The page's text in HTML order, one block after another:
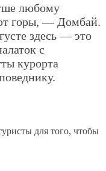
любому
горы, — Домбай.
здесь — это
с
курорта
для того, чтобы